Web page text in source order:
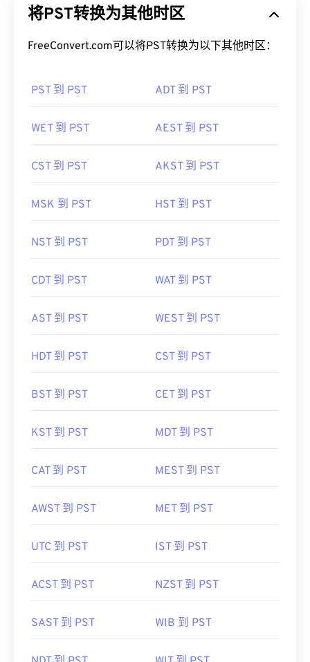
将PST转换为其他时区
FreeConvert.com可以将PST转换为以下其他时区：
PST 到 PST ADT 到 PST
WET 到 PST AEST 到 PST
CST 到 PST AKST 到 PST
MSK 到 PST HST 到 PST
NST 到 PST PDT 到 PST
CDT 到 PST WAT 到 PST
AST 到 PST WEST 到 PST
HDT 到 PST CST 到 PST
BST 到 PST CET 到 PST
KST 到 PST MDT 到 PST
CAT 到 PST MEST 到 PST
AWST 到 PST MET 到 PST
UTC 到 PST IST 到 PST
ACST 到 PST NZST 到 PST
SAST 到 PST WIB 到 PST